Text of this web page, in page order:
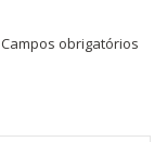
Campos obrigatórios